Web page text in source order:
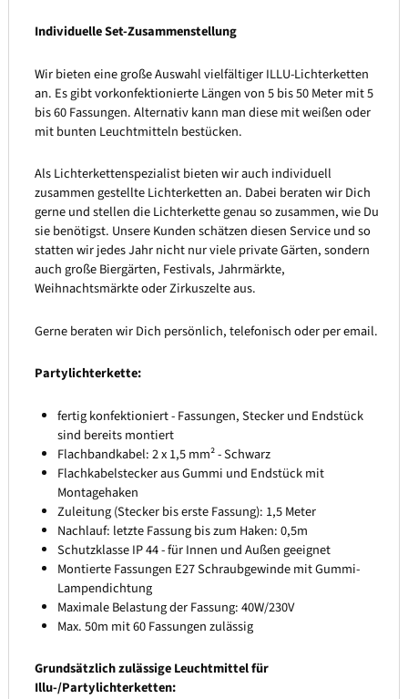
Individuelle Set-Zusammenstellung
Wir bieten eine große Auswahl vielfältiger ILLU-Lichterketten
an. Es gibt vorkonfektionierte Längen von 5 bis 50 Meter mit 5
bis 60 Fassungen. Alternativ kann man diese mit weißen oder
mit bunten Leuchtmitteln bestücken.
Als Lichterkettenspezialist bieten wir auch individuell
zusammen gestellte Lichterketten an. Dabei beraten wir Dich
gerne und stellen die Lichterkette genau so zusammen, wie Du
sie benötigst. Unsere Kunden schätzen diesen Service und so
statten wir jedes Jahr nicht nur viele private Gärten, sondern
auch große Biergärten, Festivals, Jahrmärkte,
Weihnachtsmärkte oder Zirkuszelte aus.
Gerne beraten wir Dich persönlich, telefonisch oder per email.
Partylichterkette:
fertig konfektioniert - Fassungen, Stecker und Endstück
sind bereits montiert
Flachbandkabel: 2 x 1,5 mm² - Schwarz
Flachkabelstecker aus Gummi und Endstück mit
Montagehaken
Zuleitung (Stecker bis erste Fassung): 1,5 Meter
Nachlauf: letzte Fassung bis zum Haken: 0,5m
Schutzklasse IP 44 - für Innen und Außen geeignet
Montierte Fassungen E27 Schraubgewinde mit Gummi-
Lampendichtung
Maximale Belastung der Fassung: 40W/230V
Max. 50m mit 60 Fassungen zulässig
Grundsätzlich zulässige Leuchtmittel für
Illu-/Partylichterketten: